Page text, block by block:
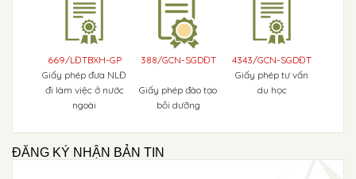
669/LĐTBXH-GP
Giấy phép đưa NLĐ
đi làm việc ở nước
ngoài
388/GCN-SGDĐT
Giấy phép đào tạo
bồi dưỡng
4343/GCN-SGDĐT
Giấy phép tư vấn
du học
ĐĂNG KÝ NHẬN BẢN TIN